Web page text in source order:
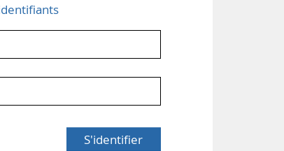
S'identifier